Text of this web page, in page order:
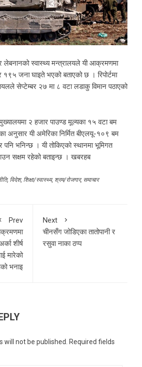
लेबनानको स्वास्थ्य मन्त्रालयले यी आक्रमणमा
जना घाइते भएको बताएको छ । रिपोर्टमा
सेप्टेम्बर २७ मा ८ वटा लडाकु विमान पठाएको
२ हजार पाउण्ड मूल्यका १५ वटा बम
अनुसार यी अमेरिका निर्मित बीएलयू-१०९ बम
भनिन्छ । यी तोकिएको स्थानमा भूमिगत
सक्षम रहेको बताइन्छ । खबरहब
, विदेश, शिक्षा/स्वास्थ्य, श्रम/रोजगार, समाचार
Prev
शीर्ष
मारेको
भनाइ
Next
चीनसँग जोडिएका तातोपानी र
रसुवा नाका ठप्प
will not be published.
Required fields